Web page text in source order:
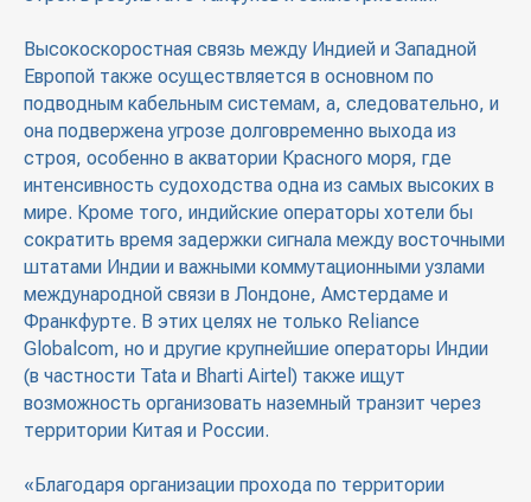
Высокоскоростная связь между Индией и Западной
Европой также осуществляется в основном по
подводным кабельным системам, а, следовательно, и
она подвержена угрозе долговременно выхода из
строя, особенно в акватории Красного моря, где
интенсивность судоходства одна из самых высоких в
мире. Кроме того, индийские операторы хотели бы
сократить время задержки сигнала между восточными
штатами Индии и важными коммутационными узлами
международной связи в Лондоне, Амстердаме и
Франкфурте. В этих целях не только Reliance
Globalcom, но и другие крупнейшие операторы Индии
(в частности Tata и Bharti Airtel) также ищут
возможность организовать наземный транзит через
территории Китая и России.
«Благодаря организации прохода по территории